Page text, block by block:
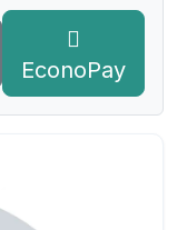
EconoPay